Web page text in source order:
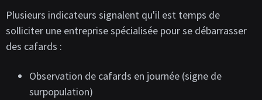
Plusieurs indicateurs signalent qu'il est temps de
solliciter une entreprise spécialisée pour se débarrasser
des cafards :
Observation de cafards en journée (signe de
surpopulation)